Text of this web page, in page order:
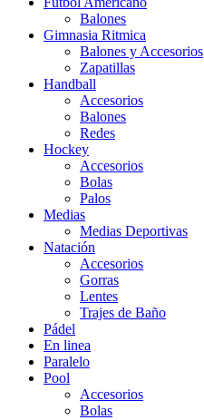
Balones
Gimnasia Ritmica
Balones y Accesorios
Zapatillas
Handball
Accesorios
Balones
Redes
Hockey
Accesorios
Bolas
Palos
Medias
Medias Deportivas
Natación
Accesorios
Gorras
Lentes
Trajes de Baño
Pádel
En linea
Paralelo
Pool
Accesorios
Bolas